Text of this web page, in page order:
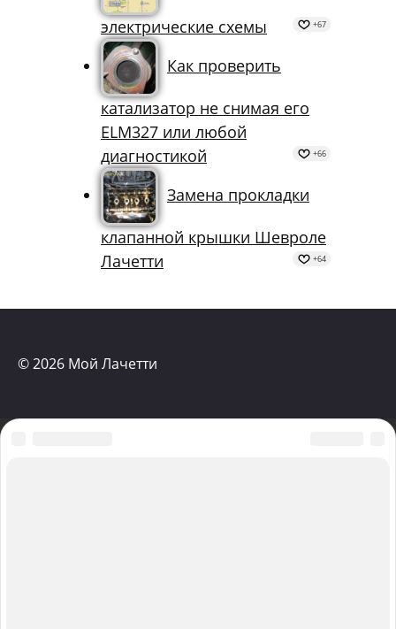
электрические схемы
+67
Как проверить
катализатор не снимая его
ELM327 или любой
диагностикой
+66
Замена прокладки
клапанной крышки Шевроле
Лачетти
+64
© 2026 Мой Лачетти